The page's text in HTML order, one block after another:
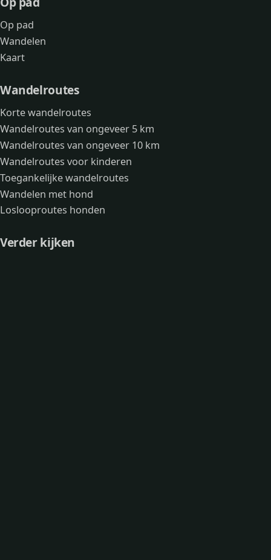
Op pad
Wandelen
Kaart
Wandelroutes
Korte wandelroutes
Wandelroutes van ongeveer 5 km
Wandelroutes van ongeveer 10 km
Wandelroutes voor kinderen
Toegankelijke wandelroutes
Wandelen met hond
Loslooproutes honden
Verder kijken